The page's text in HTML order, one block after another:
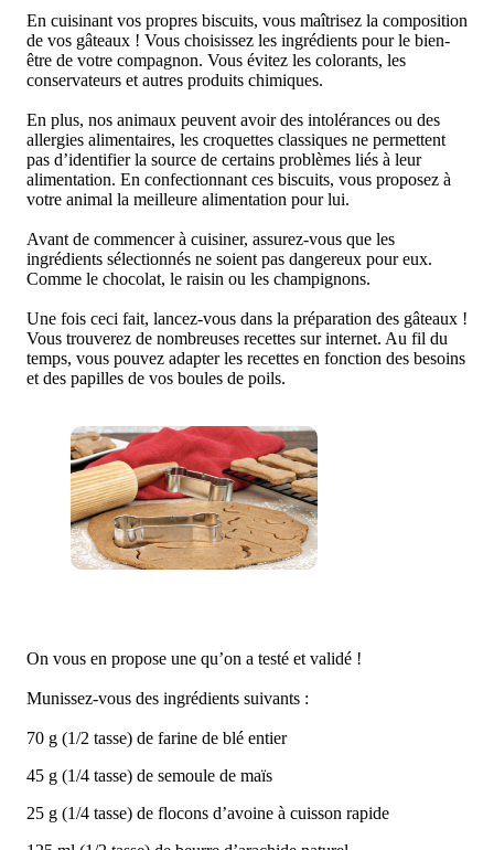
En cuisinant vos propres biscuits, vous maîtrisez la composition
de vos gâteaux ! Vous choisissez les ingrédients pour le bien-
être de votre compagnon. Vous évitez les colorants, les
conservateurs et autres produits chimiques.
En plus, nos animaux peuvent avoir des intolérances ou des
allergies alimentaires, les croquettes classiques ne permettent
pas d’identifier la source de certains problèmes liés à leur
alimentation. En confectionnant ces biscuits, vous proposez à
votre animal la meilleure alimentation pour lui.
Avant de commencer à cuisiner, assurez-vous que les
ingrédients sélectionnés ne soient pas dangereux pour eux.
Comme le chocolat, le raisin ou les champignons.
Une fois ceci fait, lancez-vous dans la préparation des gâteaux !
Vous trouverez de nombreuses recettes sur internet. Au fil du
temps, vous pouvez adapter les recettes en fonction des besoins
et des papilles de vos boules de poils.
On vous en propose une qu’on a testé et validé !
Munissez-vous des ingrédients suivants :
70 g (1/2 tasse) de farine de blé entier
45 g (1/4 tasse) de semoule de maïs
25 g (1/4 tasse) de flocons d’avoine à cuisson rapide